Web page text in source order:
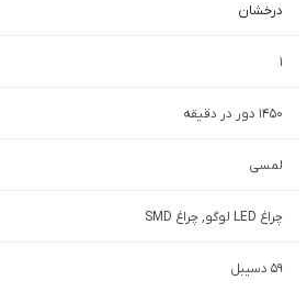
درخشان
1
1450 دور در دقیقه
لمسی
چراغ LED لوگو, چراغ SMD
59 دسیبل